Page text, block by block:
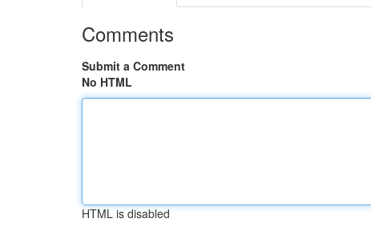
Comments
Submit a Comment
No HTML
HTML is disabled